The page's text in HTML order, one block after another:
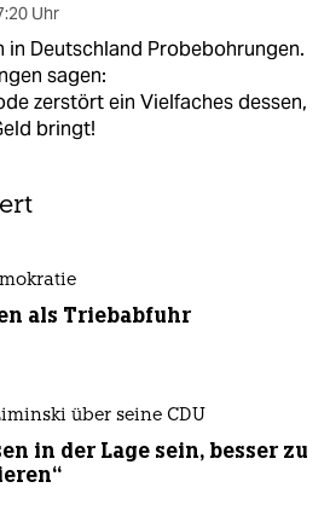
Uhr
in Deutschland Probebohrungen.
sagen:
zerstört ein Vielfaches dessen,
bringt!
als Triebabfuhr
über seine CDU
in der Lage sein, besser zu